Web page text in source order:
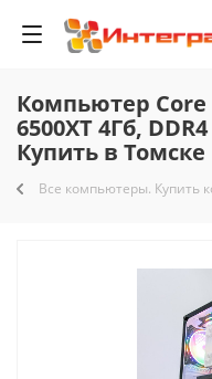
Компьютер Core
6500XT 4Гб,
Купить в Томске
Все компьютеры. Купить